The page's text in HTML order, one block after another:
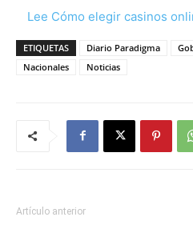
Lee Cómo elegir casinos
ETIQUETAS Diario Paradigma
Nacionales
Noticias
Artículo anterior